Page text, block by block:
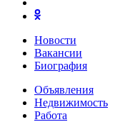
Новости
Вакансии
Биография
Объявления
Недвижимость
Работа